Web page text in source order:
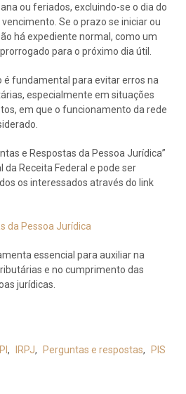
ou feriados, excluindo-se o dia do
Se o prazo se iniciar ou
há expediente normal, como um
para o próximo dia útil.
é fundamental para evitar erros na
especialmente em situações
em que o funcionamento da rede
e Respostas da Pessoa Jurídica”
Receita Federal e pode ser
os interessados através do link
da Pessoa Jurídica
essencial para auxiliar na
e no cumprimento das
jurídicas.
IPI , IRPJ, Perguntas e respostas, PIS